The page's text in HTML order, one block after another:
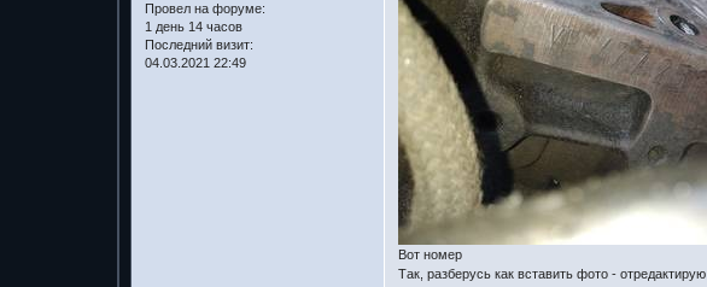
Провел на форуме:
1 день 14 часов
Последний визит:
04.03.2021 22:49
Вот номер
Так, разберусь как вставить фото - отредактирую